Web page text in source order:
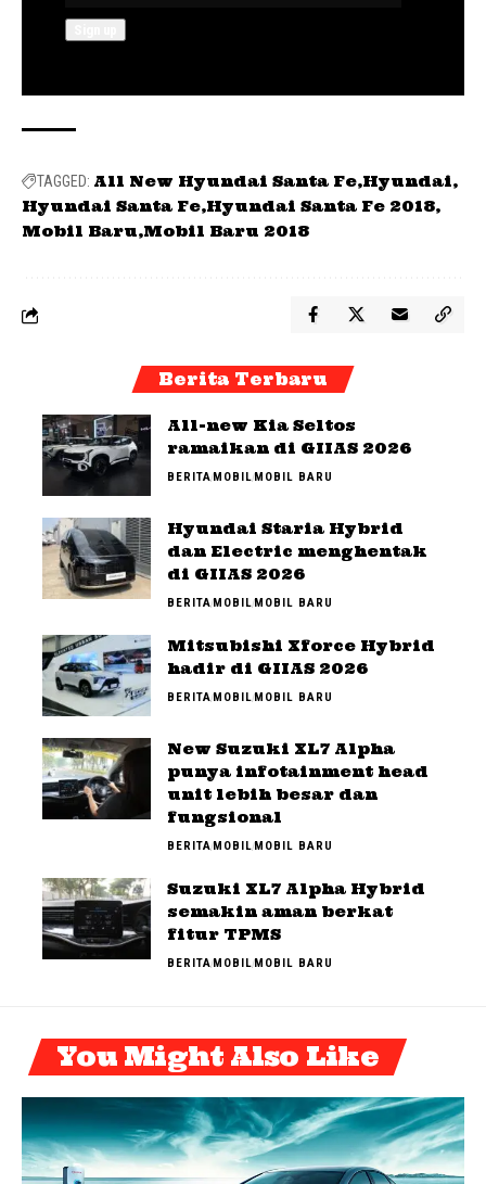
TAGGED: All New Hyundai Santa Fe Hyundai
Hyundai Santa Fe Hyundai Santa Fe 2018
Mobil Baru Mobil Baru 2018
Berita Terbaru
All-new Kia Seltos
ramaikan di GIIAS 2026
BERITAMOBILMOBIL BARU
Hyundai Staria Hybrid
dan Electric menghentak
di GIIAS 2026
BERITAMOBILMOBIL BARU
Mitsubishi Xforce Hybrid
hadir di GIIAS 2026
BERITAMOBILMOBIL BARU
New Suzuki XL7 Alpha
punya infotainment head
unit lebih besar dan
fungsional
BERITAMOBILMOBIL BARU
Suzuki XL7 Alpha Hybrid
semakin aman berkat
fitur TPMS
BERITAMOBILMOBIL BARU
You Might Also Like